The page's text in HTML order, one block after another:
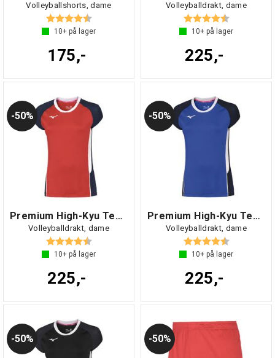
Volleyballshorts, dame
Karakter: 4.6 av 5 mulige
10+ på lager
175,-
Volleyballdrakt, dame
Karakter: 4.5 av 5
10+ på lager
225,-
50%
Premium High-Kyu Tee W
Volleyballdrakt, dame
Karakter: 4.5 av 5 mulige
10+ på lager
225,-
50%
Premium High-Kyu Tee W
Volleyballdrakt, dame
Karakter: 4.5 av 5
10+ på lager
225,-
50% 50%